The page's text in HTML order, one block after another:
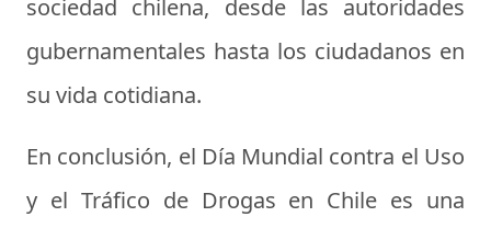
sociedad chilena, desde las autoridades
gubernamentales hasta los ciudadanos en
su vida cotidiana.
En conclusión, el Día Mundial contra el Uso
y el Tráfico de Drogas en Chile es una